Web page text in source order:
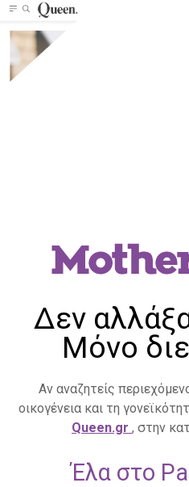
Δεν
Μόνο
Αν αναζητείς
οικογένεια και τη
Queen.gr , στην
Έλα στο